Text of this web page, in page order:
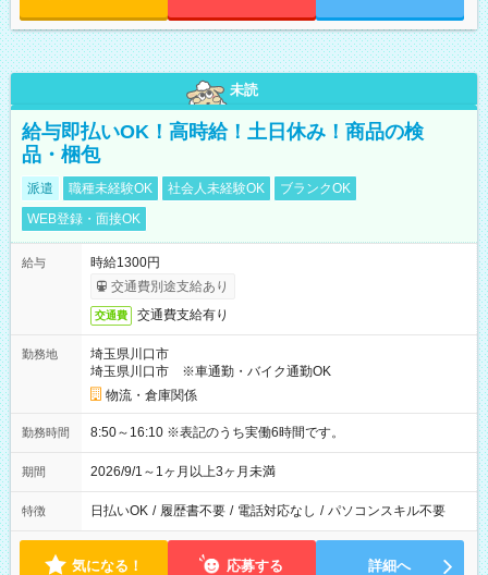
未読
給与即払いOK！高時給！土日休み！商品の検
品・梱包
派遣 職種未経験OK 社会人未経験OK
ブランクOK
WEB登録・面接OK
給与
時給1300円
交通費別途支給あり
交通費 交通費支給有り
勤務地
埼玉県川口市
埼玉県川口市 ※車通勤・バイク通勤OK
物流・倉庫関係
勤務時間 8:50～16:10 ※表記のうち実働6時間です。
期間 2026/9/1～1ヶ月以上3ヶ月未満
特徴 日払いOK / 履歴書不要 / 電話対応なし / パソコンスキル不要
気になる！ 応募する 詳細へ